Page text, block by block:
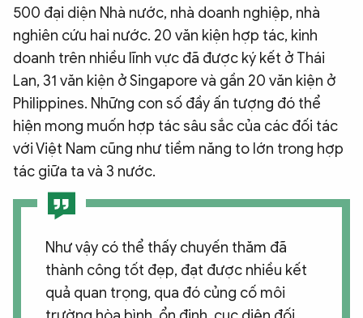
500 đại diện Nhà nước, nhà doanh nghiệp, nhà
nghiên cứu hai nước. 20 văn kiện hợp tác, kinh
doanh trên nhiều lĩnh vực đã được ký kết ở Thái
Lan, 31 văn kiện ở Singapore và gần 20 văn kiện ở
Philippines. Những con số đầy ấn tượng đó thể
hiện mong muốn hợp tác sâu sắc của các đối tác
với Việt Nam cũng như tiềm năng to lớn trong hợp
tác giữa ta và 3 nước.
Như vậy có thể thấy chuyến thăm đã
thành công tốt đẹp, đạt được nhiều kết
quả quan trọng, qua đó củng cố môi